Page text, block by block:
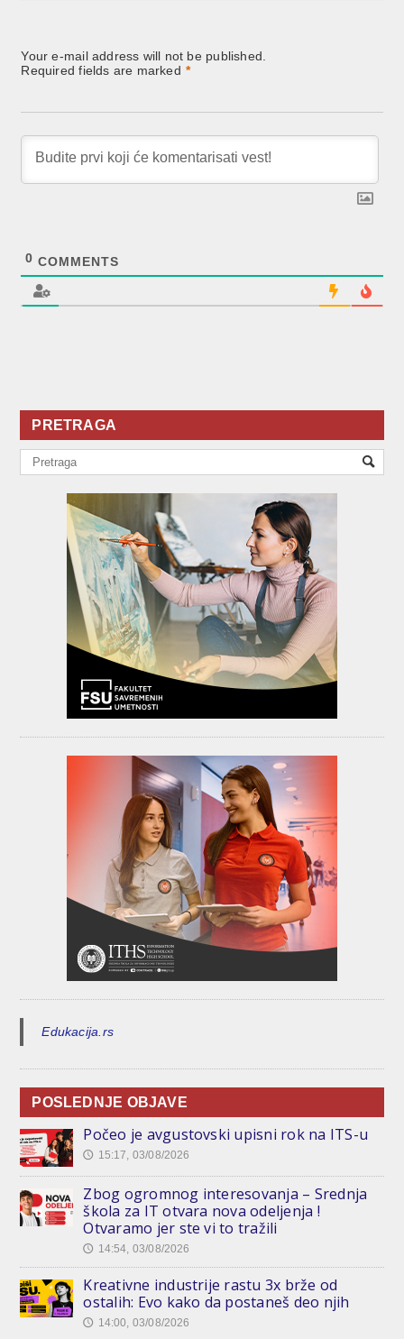
Your e-mail address will not be published.
Required fields are marked *
0 COMMENTS
PRETRAGA
Edukacija.rs
POSLEDNJE OBJAVE
Počeo je avgustovski upisni rok na ITS-u
🕔 15:17, 03/08/2026
Zbog ogromnog interesovanja – Srednja
škola za IT otvara nova odeljenja !
Otvaramo jer ste vi to tražili
🕔 14:54, 03/08/2026
Kreativne industrije rastu 3x brže od
ostalih: Evo kako da postaneš deo njih
🕔 14:00, 03/08/2026